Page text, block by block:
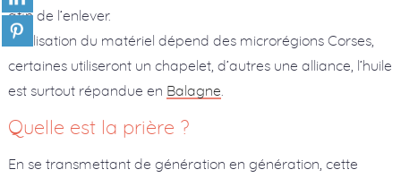
afin de l’enlever.
L’utilisation du matériel dépend des microrégions Corses,
certaines utiliseront un chapelet, d’autres une alliance, l’huile
est surtout répandue en Balagne
Quelle est la prière ?
En se transmettant de génération en génération, cette